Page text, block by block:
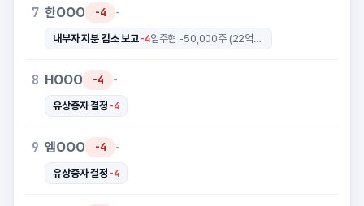
7 한OOO -4 -
내부자 지분 감소 보고-4 임주현 -50,000주 (22억원)
8 HOOO -4 -
유상증자 결정 -4
9 엠OOO -4 -
유상증자 결정 -4